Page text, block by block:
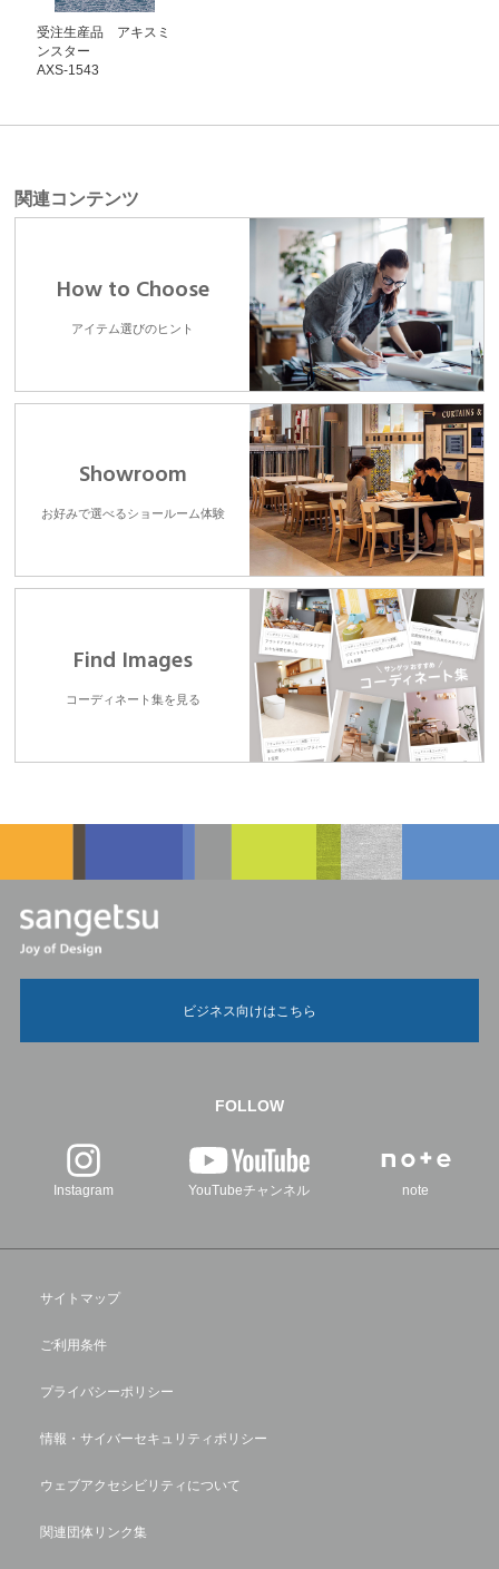
受注生産品 アキスミ
ンスター
AXS-1543
関連コンテンツ
How to Choose
アイテム選びのヒント
Showroom
お好みで選べるショールーム体験
Find Images
コーディネート集を見る
ビジネス向けはこちら
FOLLOW
Instagram YouTubeチャンネル note
サイトマップ
ご利用条件
プライバシーポリシー
情報・サイバーセキュリティポリシー
ウェブアクセシビリティについて
関連団体リンク集